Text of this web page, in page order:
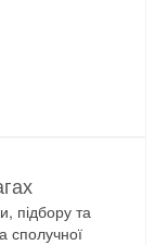
підбору та
сполучної